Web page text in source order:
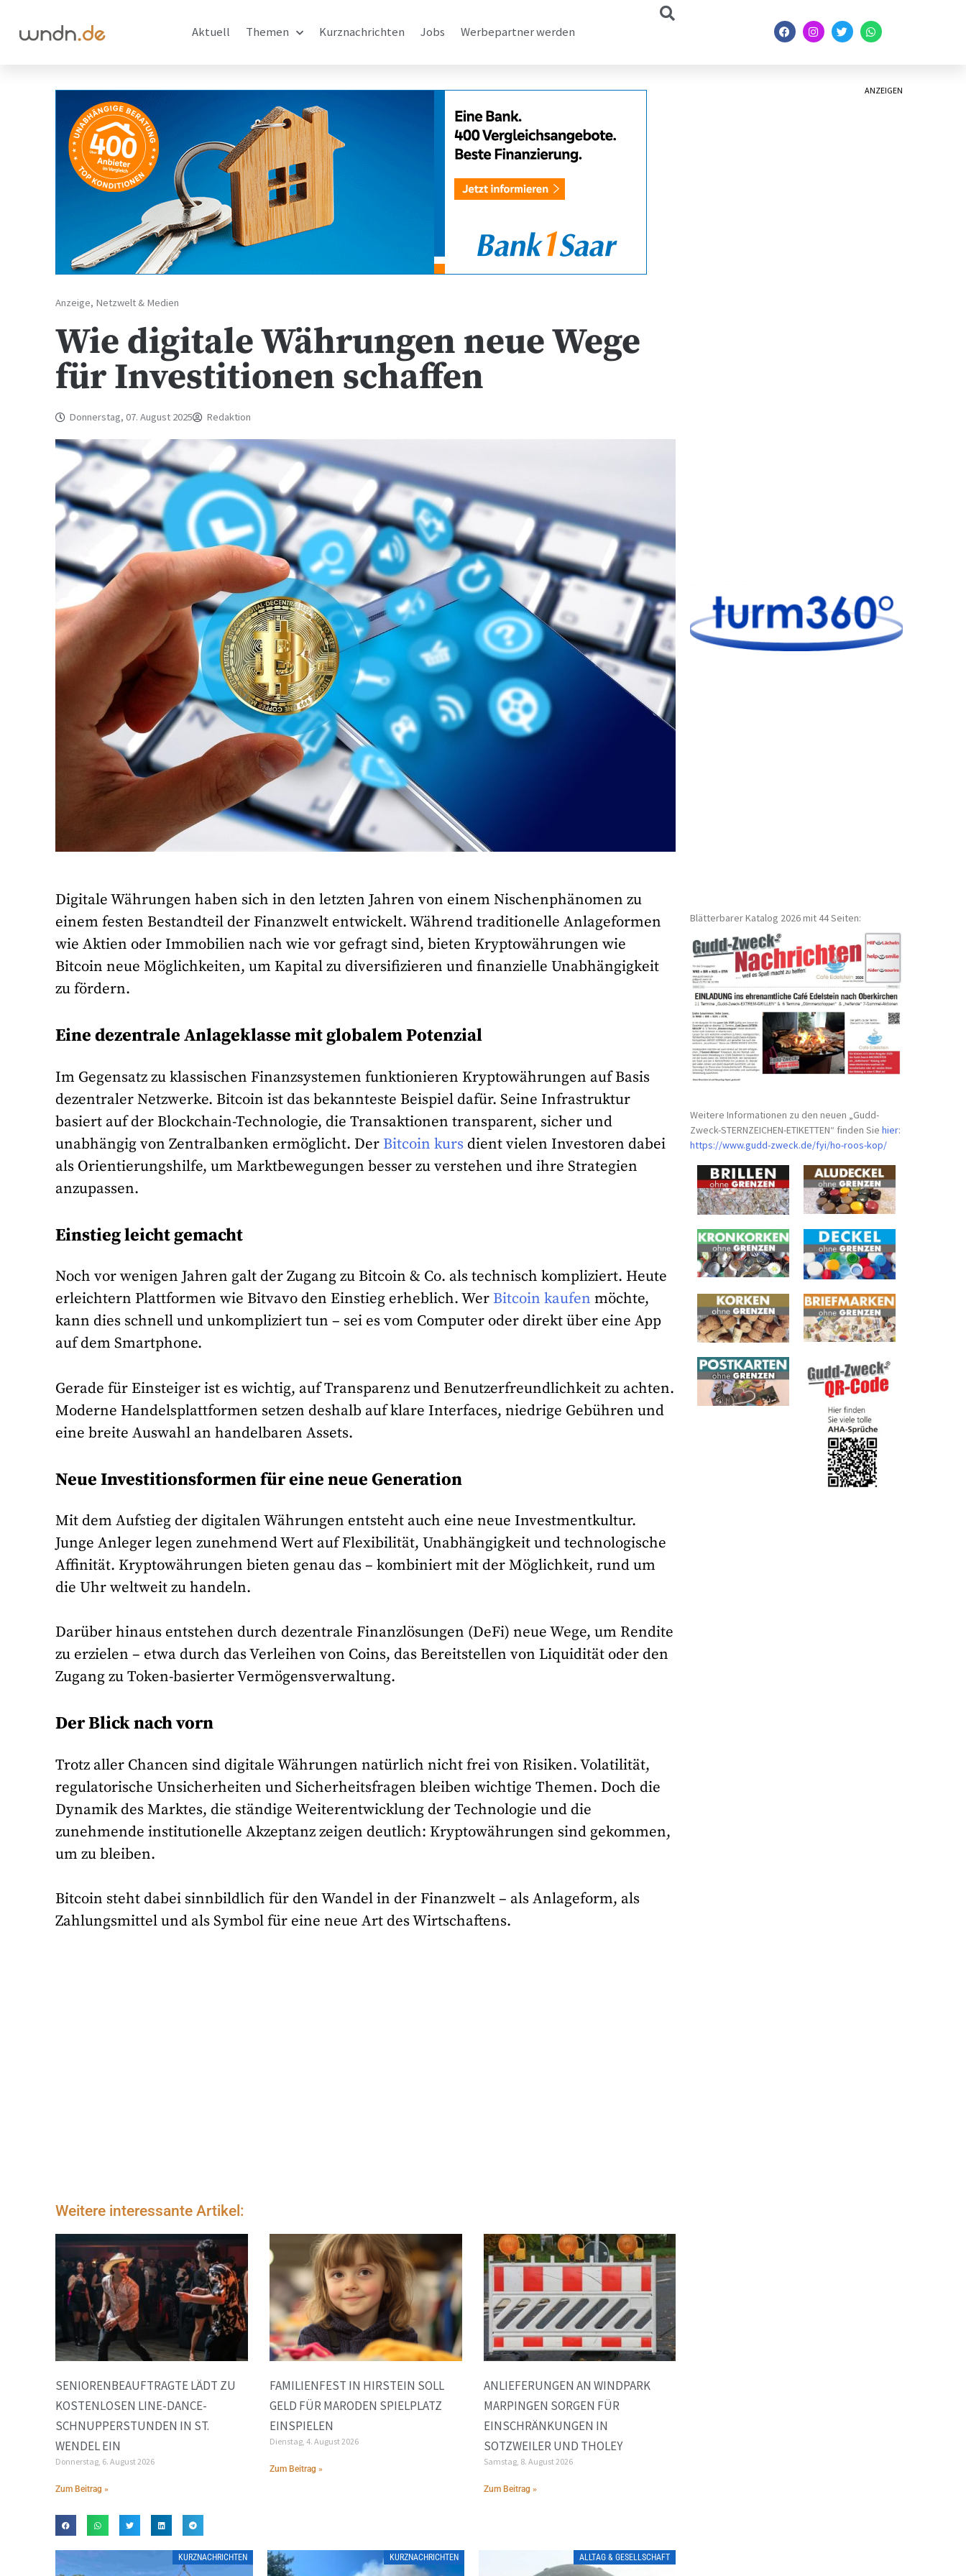
Aktuell Themen Kurznachrichten Jobs Werbepartner werden
Anzeige, Netzwelt & Medien
Wie digitale Währungen neue Wege
für Investitionen schaffen
Donnerstag, 07. August 2025 Redaktion
Digitale Währungen haben sich in den letzten Jahren von einem Nischenphänomen zu
einem festen Bestandteil der Finanzwelt entwickelt. Während traditionelle Anlageformen
wie Aktien oder Immobilien nach wie vor gefragt sind, bieten Kryptowährungen wie
Bitcoin neue Möglichkeiten, um Kapital zu diversifizieren und finanzielle Unabhängigkeit
zu fördern.
Eine dezentrale Anlageklasse mit globalem Potenzial
Im Gegensatz zu klassischen Finanzsystemen funktionieren Kryptowährungen auf Basis
dezentraler Netzwerke. Bitcoin ist das bekannteste Beispiel dafür. Seine Infrastruktur
basiert auf der Blockchain-Technologie, die Transaktionen transparent, sicher und
unabhängig von Zentralbanken ermöglicht. Der Bitcoin kurs dient vielen Investoren dabei
als Orientierungshilfe, um Marktbewegungen besser zu verstehen und ihre Strategien
anzupassen.
Einstieg leicht gemacht
Noch vor wenigen Jahren galt der Zugang zu Bitcoin & Co. als technisch kompliziert. Heute
erleichtern Plattformen wie Bitvavo den Einstieg erheblich. Wer Bitcoin kaufen möchte,
kann dies schnell und unkompliziert tun – sei es vom Computer oder direkt über eine App
auf dem Smartphone.
Gerade für Einsteiger ist es wichtig, auf Transparenz und Benutzerfreundlichkeit zu achten.
Moderne Handelsplattformen setzen deshalb auf klare Interfaces, niedrige Gebühren und
eine breite Auswahl an handelbaren Assets.
Neue Investitionsformen für eine neue Generation
Mit dem Aufstieg der digitalen Währungen entsteht auch eine neue Investmentkultur.
Junge Anleger legen zunehmend Wert auf Flexibilität, Unabhängigkeit und technologische
Affinität. Kryptowährungen bieten genau das – kombiniert mit der Möglichkeit, rund um
die Uhr weltweit zu handeln.
Darüber hinaus entstehen durch dezentrale Finanzlösungen (DeFi) neue Wege, um Rendite
zu erzielen – etwa durch das Verleihen von Coins, das Bereitstellen von Liquidität oder den
Zugang zu Token-basierter Vermögensverwaltung.
Der Blick nach vorn
Trotz aller Chancen sind digitale Währungen natürlich nicht frei von Risiken. Volatilität,
regulatorische Unsicherheiten und Sicherheitsfragen bleiben wichtige Themen. Doch die
Dynamik des Marktes, die ständige Weiterentwicklung der Technologie und die
zunehmende institutionelle Akzeptanz zeigen deutlich: Kryptowährungen sind gekommen,
um zu bleiben.
Bitcoin steht dabei sinnbildlich für den Wandel in der Finanzwelt – als Anlageform, als
Zahlungsmittel und als Symbol für eine neue Art des Wirtschaftens.
Weitere interessante Artikel:
SENIORENBEAUFTRAGTE LÄDT ZU
KOSTENLOSEN LINE-DANCE-
SCHNUPPERSTUNDEN IN ST.
WENDEL EIN
Donnerstag, 6. August 2026
Zum Beitrag »
FAMILIENFEST IN HIRSTEIN SOLL
GELD FÜR MARODEN SPIELPLATZ
EINSPIELEN
Dienstag, 4. August 2026
Zum Beitrag »
ANLIEFERUNGEN AN WINDPARK
MARPINGEN SORGEN FÜR
EINSCHRÄNKUNGEN IN
SOTZWEILER UND THOLEY
Samstag, 8. August 2026
Zum Beitrag »
KURZNACHRICHTEN KURZNACHRICHTEN ALLTAG & GESELLSCHAFT
ANZEIGEN
Blätterbarer Katalog 2026 mit 44 Seiten:
Weitere Informationen zu den neuen „Gudd-
Zweck-STERNZEICHEN-ETIKETTEN“ finden Siehier:
https://www.gudd-zweck.de/fyi/ho-roos-kop/